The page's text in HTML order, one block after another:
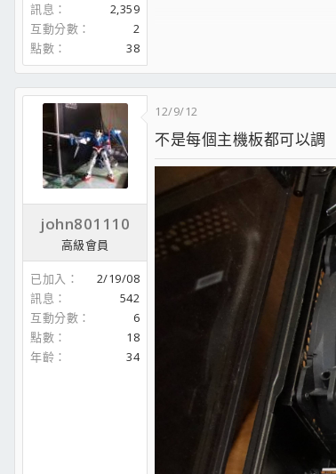
訊息
2,359
互動分數
2
點數
38
RAM:DDR2 800 1GX4
VGA:MSI GT430 1GD3
POWER:500W
john801110
高級會員
已加入
2/19/08
訊息
542
互動分數
6
點數
18
年齡
34
12/9/12
不是每個主機板都可以調